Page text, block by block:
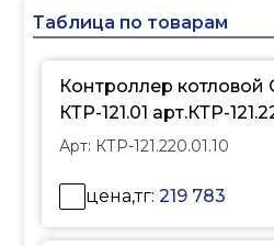
Таблица по товарам
Контроллер
КТР-121.01 арт.КТР-
Арт: КТР-121.220.01.10
цена,тг:219 783